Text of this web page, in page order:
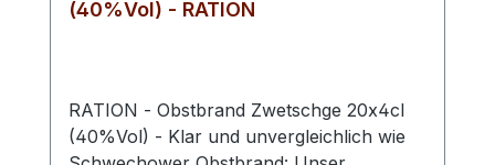
(40%Vol) - RATION
RATION - Obstbrand Zwetschge 20x4cl
(40%Vol) - Klar und unvergleichlich wie